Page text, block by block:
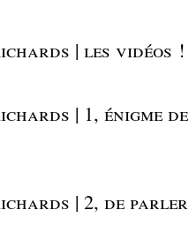
| les vidéos !
| 1, énigme de
| 2, de parler